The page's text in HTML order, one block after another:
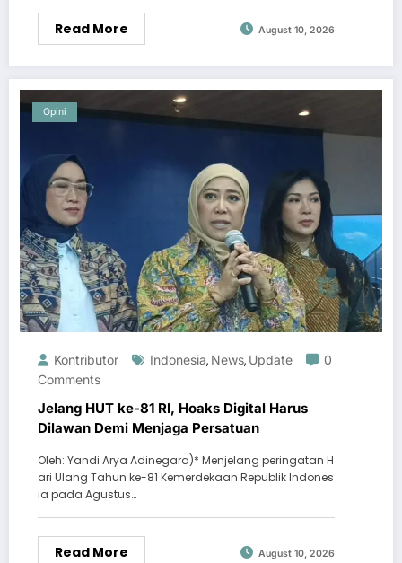
Read More August 10, 2026
Opini
Kontributor Indonesia, News, Update
0
Comments
Jelang HUT ke-81 RI, Hoaks Digital Harus
Dilawan Demi Menjaga Persatuan
Oleh: Yandi Arya Adinegara)* Menjelang peringatan H
ari Ulang Tahun ke-81 Kemerdekaan Republik Indones
ia pada Agustus…
Read More August 10, 2026